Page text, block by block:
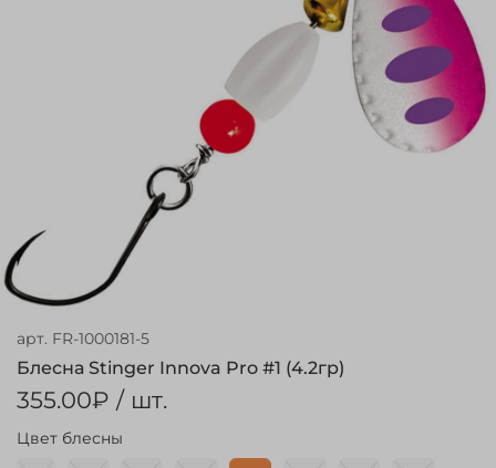
арт. FR-1000181-5
Блесна Stinger Innova Pro #1 (4.2гр)
355.00₽ / шт.
Цвет блесны